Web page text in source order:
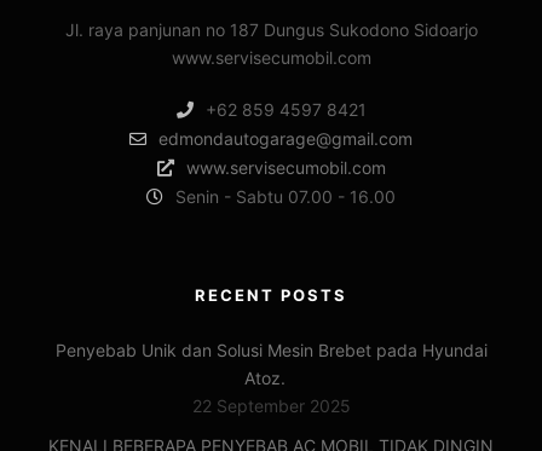
Jl. raya panjunan no 187 Dungus Sukodono Sidoarjo
www.servisecumobil.com
+62 859 4597 8421
edmondautogarage@gmail.com
www.servisecumobil.com
Senin - Sabtu 07.00 - 16.00
RECENT POSTS
Penyebab Unik dan Solusi Mesin Brebet pada Hyundai
Atoz.
22 September 2025
KENALI BEBERAPA PENYEBAB AC MOBIL TIDAK DINGIN